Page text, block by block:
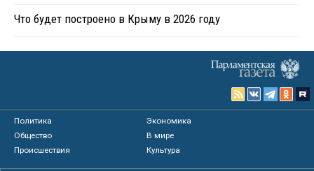
Что будет построено в Крыму в 2026 году
Политика
Экономика
Общество
В мире
Происшествия
Культура